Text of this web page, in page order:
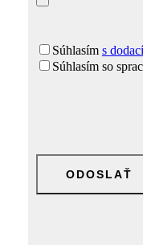
Súhlasím s
Súhlasím so
field
empty.